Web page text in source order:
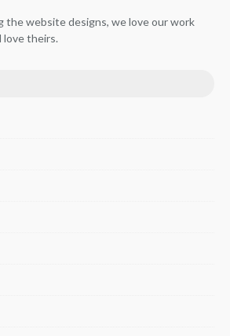
the website designs, we love our work
love theirs.